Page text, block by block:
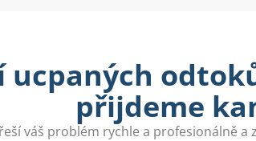
ucpaných
přijdeme
váš problém rychle a profesionálně